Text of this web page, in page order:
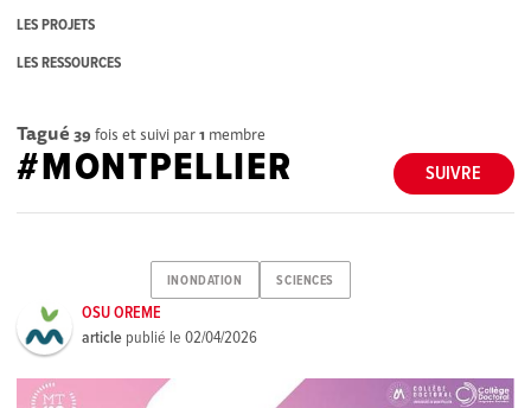
LES PROJETS
LES RESSOURCES
Tagué 39 fois et suivi par1 membre
SUIVRE
#MONTPELLIER
INONDATION SCIENCES
OSU OREME
article publié le02/04/2026